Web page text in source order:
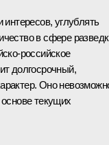
интересов, углублять
в сфере
долгосрочный,
Оно
текущих